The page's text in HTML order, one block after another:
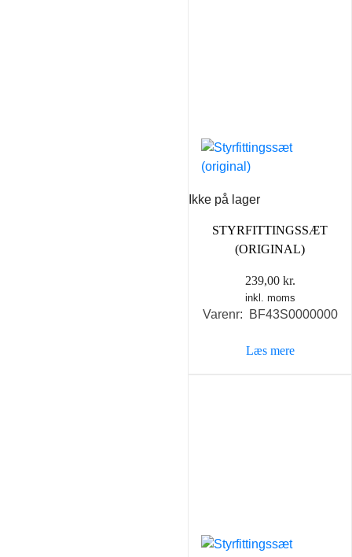
Ikke på lager
STYRFITTINGSSÆT
(ORIGINAL)
239,00 kr.
inkl. moms
Varenr: BF43S0000000
Læs mere